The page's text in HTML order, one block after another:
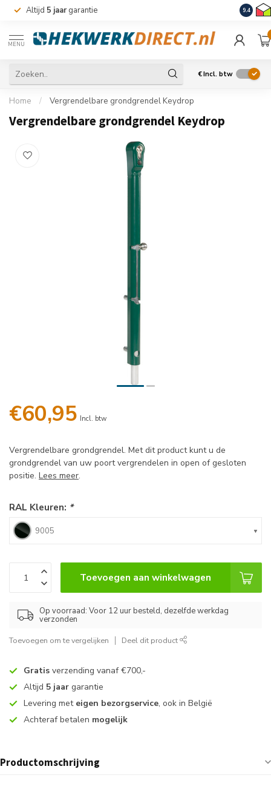
Altijd 5 jaargarantie 9.4
MENU
€Incl. btw
Home / Vergrendelbare grondgrendel Keydrop
Vergrendelbare grondgrendel Keydrop
€60,95 Incl. btw
Vergrendelbare grondgrendel. Met dit product kunt u de
grondgrendel van uw poort vergrendelen in open of gesloten
positie. Lees meer.
RAL Kleuren: *
9005
Toevoegen aan winkelwagen
Op voorraad: Voor 12 uur besteld, dezelfde werkdag
verzonden
Toevoegen om te vergelijken Deel dit product
Gratis verzending vanaf €700,-
Altijd 5 jaar garantie
Levering met eigen bezorgservice, ook in België
Achteraf betalen mogelijk
Productomschrijving